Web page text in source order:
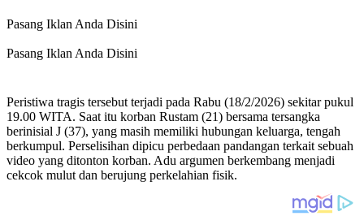
Pasang Iklan Anda Disini
Pasang Iklan Anda Disini
Peristiwa tragis tersebut terjadi pada Rabu (18/2/2026) sekitar pukul
19.00 WITA. Saat itu korban Rustam (21) bersama tersangka
berinisial J (37), yang masih memiliki hubungan keluarga, tengah
berkumpul. Perselisihan dipicu perbedaan pandangan terkait sebuah
video yang ditonton korban. Adu argumen berkembang menjadi
cekcok mulut dan berujung perkelahian fisik.